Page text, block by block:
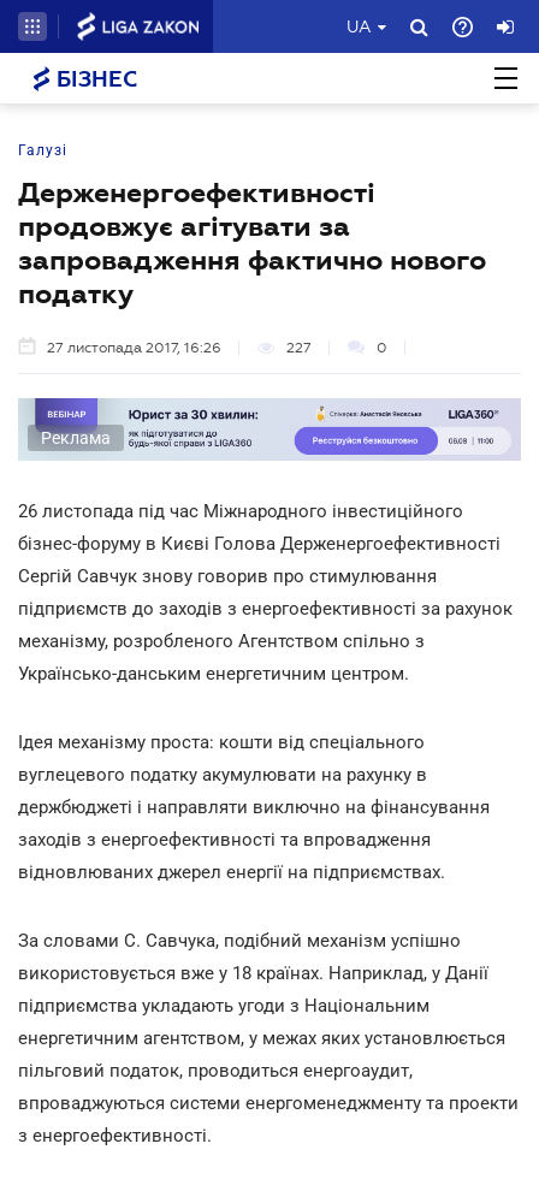
UA
БІЗНЕС
Галузі
Держенергоефективності
продовжує агітувати за
запровадження фактично нового
податку
27 листопада 2017, 16:26 227 0
Реклама
26 листопада під час Міжнародного інвестиційного
бізнес-форуму в Києві Голова Держенергоефективності
Сергій Савчук знову говорив про стимулювання
підприємств до заходів з енергоефективності за рахунок
механізму, розробленого Агентством спільно з
Українсько-данським енергетичним центром.
Ідея механізму проста: кошти від спеціального
вуглецевого податку акумулювати на рахунку в
держбюджеті і направляти виключно на фінансування
заходів з енергоефективності та впровадження
відновлюваних джерел енергії на підприємствах.
За словами С. Савчука, подібний механізм успішно
використовується вже у 18 країнах. Наприклад, у Данії
підприємства укладають угоди з Національним
енергетичним агентством, у межах яких установлюється
пільговий податок, проводиться енергоаудит,
впроваджуються системи енергоменеджменту та проекти
з енергоефективності.